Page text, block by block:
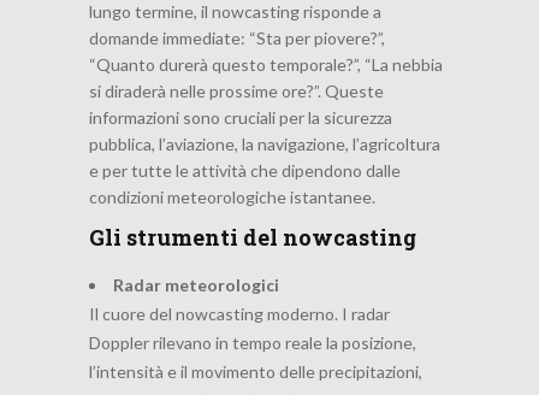
lungo termine, il nowcasting risponde a
domande immediate: “Sta per piovere?”,
“Quanto durerà questo temporale?”, “La nebbia
si diraderà nelle prossime ore?”. Queste
informazioni sono cruciali per la sicurezza
pubblica, l’aviazione, la navigazione, l’agricoltura
e per tutte le attività che dipendono dalle
condizioni meteorologiche istantanee.
Gli strumenti del nowcasting
Radar meteorologici
Il cuore del nowcasting moderno. I radar
Doppler rilevano in tempo reale la posizione,
l’intensità e il movimento delle precipitazioni,